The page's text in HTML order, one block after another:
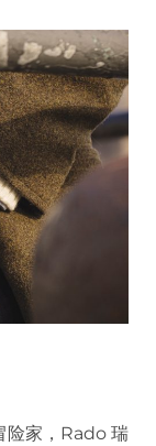
家， Rado 瑞